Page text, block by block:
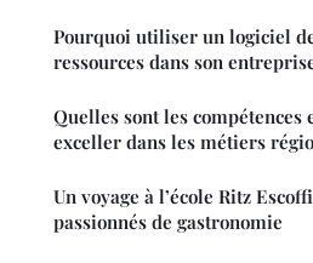
Pourquoi utiliser un logiciel
ressources dans son
Quelles sont les compétences
exceller dans les métiers
Un voyage à l’école Ritz
passionnés de gastronomie